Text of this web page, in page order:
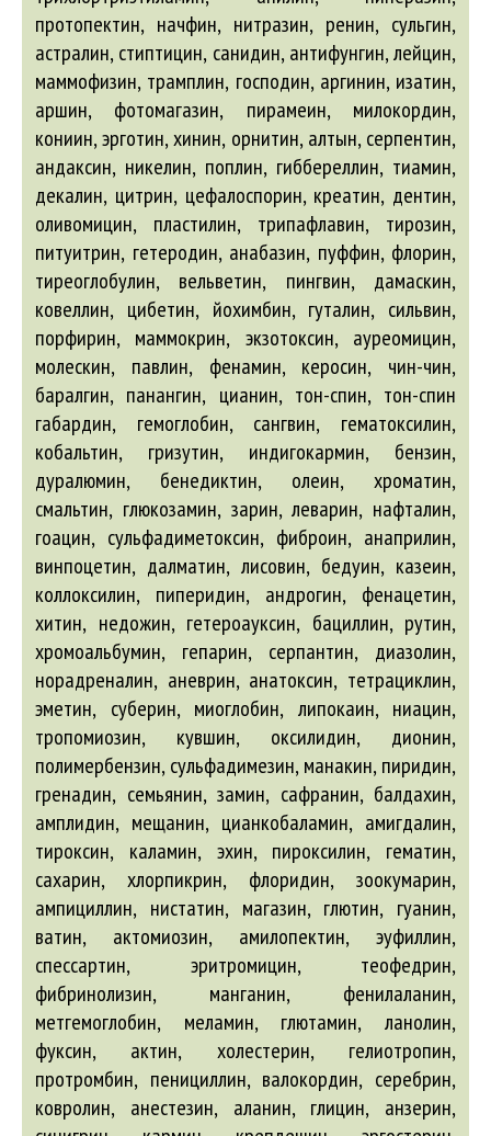
протопектин, начфин, нитразин, ренин, сульгин,
астралин, стиптицин, санидин, антифунгин, лейцин,
маммофизин, трамплин, господин, аргинин, изатин,
аршин, фотомагазин, пирамеин, милокордин,
кониин, эрготин, хинин, орнитин, алтын, серпентин,
андаксин, никелин, поплин, гиббереллин, тиамин,
декалин, цитрин, цефалоспорин, креатин, дентин,
оливомицин, пластилин, трипафлавин, тирозин,
питуитрин, гетеродин, анабазин, пуффин, флорин,
тиреоглобулин, вельветин, пингвин, дамаскин,
ковеллин, цибетин, йохимбин, гуталин, сильвин,
порфирин, маммокрин, экзотоксин, ауреомицин,
молескин, павлин, фенамин, керосин, чин-чин,
баралгин, панангин, цианин, тон-спин, тон-спин
габардин, гемоглобин, сангвин, гематоксилин,
кобальтин, гризутин, индигокармин, бензин,
дуралюмин, бенедиктин, олеин, хроматин,
смальтин, глюкозамин, зарин, леварин, нафталин,
гоацин, сульфадиметоксин, фиброин, анаприлин,
винпоцетин, далматин, лисовин, бедуин, казеин,
коллоксилин, пиперидин, андрогин, фенацетин,
хитин, недожин, гетероауксин, бациллин, рутин,
хромоальбумин, гепарин, серпантин, диазолин,
норадреналин, аневрин, анатоксин, тетрациклин,
эметин, суберин, миоглобин, липокаин, ниацин,
тропомиозин, кувшин, оксилидин, дионин,
полимербензин, сульфадимезин, манакин, пиридин,
гренадин, семьянин, замин, сафранин, балдахин,
амплидин, мещанин, цианкобаламин, амигдалин,
тироксин, каламин, эхин, пироксилин, гематин,
сахарин, хлорпикрин, флоридин, зоокумарин,
ампициллин, нистатин, магазин, глютин, гуанин,
ватин, актомиозин, амилопектин, эуфиллин,
спессартин, эритромицин, теофедрин,
фибринолизин, манганин, фенилаланин,
метгемоглобин, меламин, глютамин, ланолин,
фуксин, актин, холестерин, гелиотропин,
протромбин, пенициллин, валокордин, серебрин,
ковролин, анестезин, аланин, глицин, анзерин,